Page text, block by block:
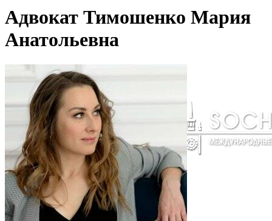
Адвокат Тимошенко Мария
Анатольевна